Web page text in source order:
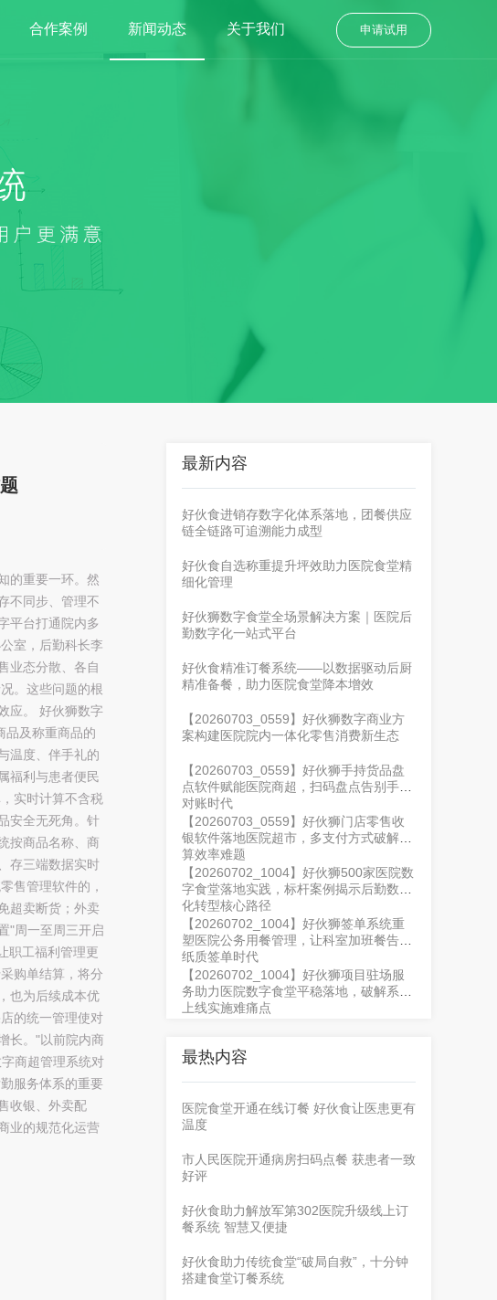
合作案例 新闻动态 关于我们 申请试用
的重要一环。然
不同步、管理不
平台打通院内多
室，后勤科长李
业态分散、各自
。这些问题的根
应。 好伙狮数字
品及称重商品的
温度、伴手礼的
福利与患者便民
实时计算不含税
安全无死角。针
按商品名称、商
存三端数据实时
售管理软件的，
超卖断货；外卖
"周一至周三开启
职工福利管理更
购单结算，将分
也为后续成本优
的统一管理使对
长。"以前院内商
商超管理系统对
服务体系的重要
收银、外卖配
业的规范化运营
最新内容
好伙食进销存数字化体系落地，团餐供应
链全链路可追溯能力成型
好伙食自选称重提升坪效助力医院食堂精
细化管理
好伙狮数字食堂全场景解决方案｜医院后
勤数字化一站式平台
好伙食精准订餐系统——以数据驱动后厨
精准备餐，助力医院食堂降本增效
【20260703_0559】好伙狮数字商业方
案构建医院院内一体化零售消费新生态
【20260703_0559】好伙狮手持货品盘
点软件赋能医院商超，扫码盘点告别手工
对账时代
【20260703_0559】好伙狮门店零售收
银软件落地医院超市，多支付方式破解结
算效率难题
【20260702_1004】好伙狮500家医院数
字食堂落地实践，标杆案例揭示后勤数字
化转型核心路径
【20260702_1004】好伙狮签单系统重
塑医院公务用餐管理，让科室加班餐告别
纸质签单时代
【20260702_1004】好伙狮项目驻场服
务助力医院数字食堂平稳落地，破解系统
上线实施难痛点
最热内容
医院食堂开通在线订餐 好伙食让医患更有
温度
市人民医院开通病房扫码点餐 获患者一致
好评
好伙食助力解放军第302医院升级线上订
餐系统 智慧又便捷
好伙食助力传统食堂“破局自救”，十分钟
搭建食堂订餐系统